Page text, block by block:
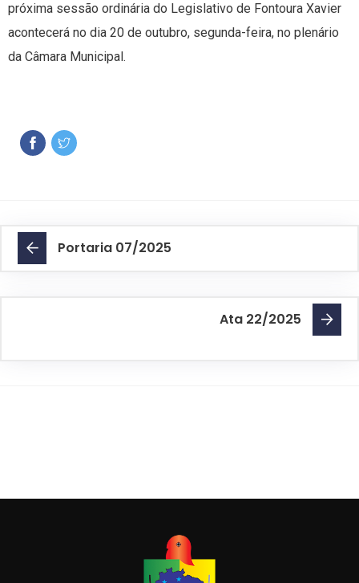
próxima sessão ordinária do Legislativo de Fontoura Xavier
acontecerá no dia 20 de outubro, segunda-feira, no plenário
da Câmara Municipal.
Portaria 07/2025
Ata 22/2025